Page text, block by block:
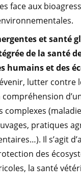
face aux
et santé
de la santé
humains et des
lutter contre
complexes
pratiques
Il s’agit
des
la santé